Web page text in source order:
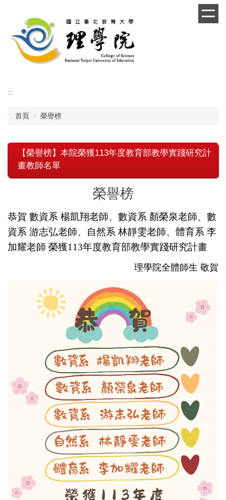
要
:::
首頁 榮譽榜
【榮譽榜】本院榮獲113年度教育部教學實踐研究計
畫教師名單
榮譽榜
恭賀 數資系 楊凱翔老師、數資系 顏榮泉老師、數
資系 游志弘老師、自然系 林靜雯老師、體育系 李
加耀老師 榮獲113年度教育部教學實踐研究計畫
理學院全體師生 敬賀